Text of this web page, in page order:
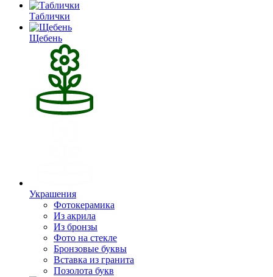
Таблички
Щебень
Украшения
Фотокерамика
Из акрила
Из бронзы
Фото на стекле
Бронзовые буквы
Вставка из гранита
Позолота букв